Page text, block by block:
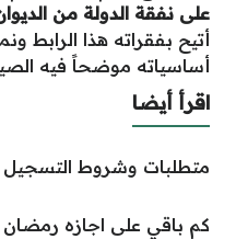
على نفقة الدولة من
أتيح بفقراته هذا الرابط
أساسياته موضحاً فيه
اقرأ أيضا
متطلبات وشروط التسجيل